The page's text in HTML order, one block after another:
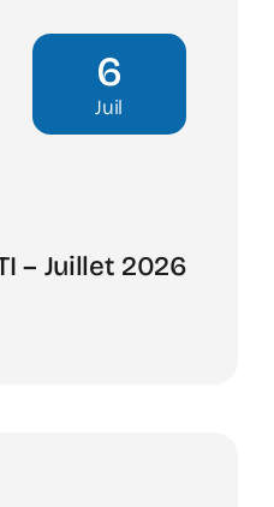
6
Juil
– Juillet 2026